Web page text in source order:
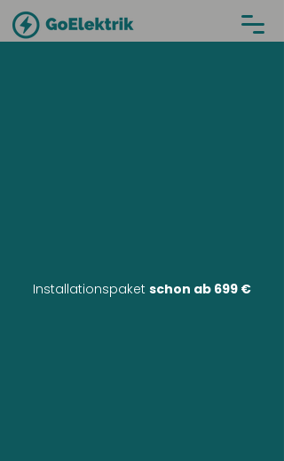
Installationspaket schon ab 699 €